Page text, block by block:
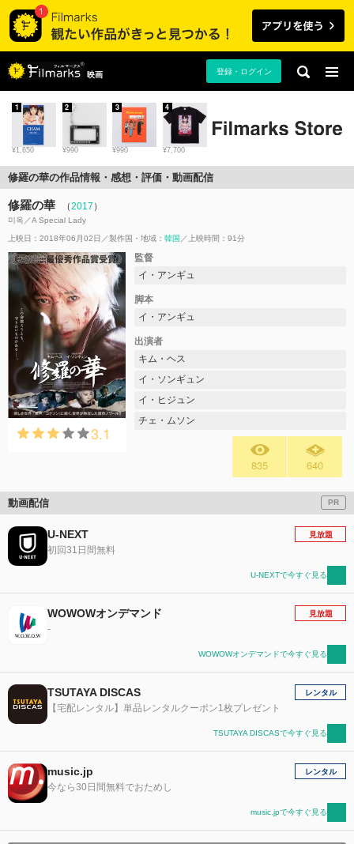
映画 登録・ログイン
¥1,650
1
¥990
2
¥990
3
¥7,700
4
修羅の華の作品情報・感想・評価・動画配信
修羅の華 （2017 ）
미옥／A Special Lady
上映日：2018年06月02日 製作国・地域： 韓国 上映時間：91分
3.1
監督
イ・アンギュ
脚本
イ・アンギュ
出演者
キム・ヘス
イ・ソンギュン
イ・ヒジュン
チェ・ムソン
835 640
動画配信 PR
U-NEXT
初回31日間無料
見放題
U-NEXTで今すぐ見る
WOWOWオンデマンド
-
見放題
WOWOWオンデマンドで今すぐ見る
TSUTAYA DISCAS
【宅配レンタル】単品レンタルクーポン1枚プレゼント
レンタル
TSUTAYA DISCASで今すぐ見る
music.jp
今なら30日間無料でおためし
レンタル
music.jpで今すぐ見る